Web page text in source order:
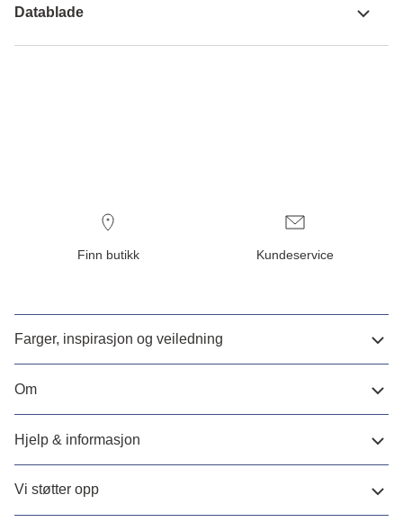
Datablade
Finn butikk Kundeservice
Farger, inspirasjon og veiledning
Om
Hjelp & informasjon
Vi støtter opp